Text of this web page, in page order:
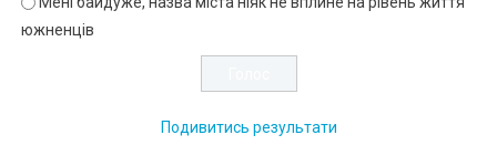
южненців
Подивитись результати